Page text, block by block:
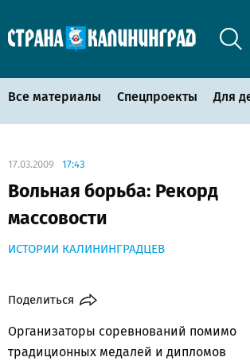
Все материалы Спецпроекты Для
17.03.2009 17:43
Вольная борьба: Рекорд
массовости
ИСТОРИИ КАЛИНИНГРАДЦЕВ
Поделиться
Организаторы соревнований помимо
традиционных медалей и дипломов